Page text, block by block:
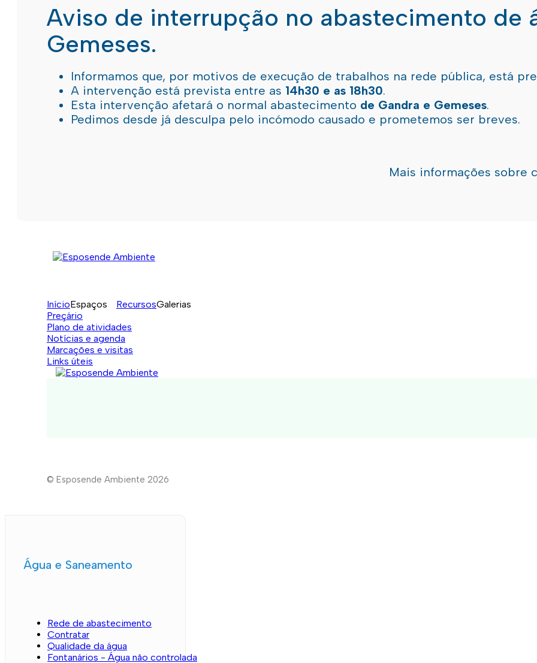
Aviso de interrupção no abastecimento de
Gemeses.
Informamos que, por motivos de execução de trabalhos na rede pública, está
A intervenção está prevista entre as 14h30 e as 18h30.
Esta intervenção afetará o normal abastecimento de Gandra e Gemeses.
Pedimos desde já desculpa pelo incómodo causado e prometemos ser breves.
Mais informações sobre
InícioEspaços RecursosGalerias
Preçário
Plano de atividades
Notícias e agenda
Marcações e visitas
Links úteis
© Esposende Ambiente 2026
Água e Saneamento
Rede de abastecimento
Contratar
Qualidade da água
Fontanários - Água não controlada